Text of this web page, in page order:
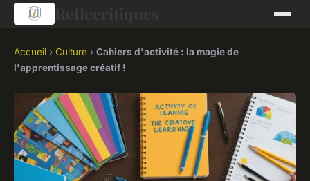
Accueil › Culture › Cahiers d'activité : la magie de
l'apprentissage créatif !